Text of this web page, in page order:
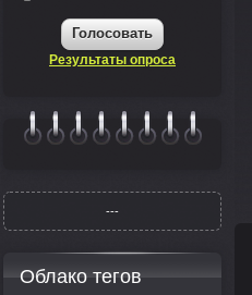
Голосовать
Результаты опроса
---
Облако тегов